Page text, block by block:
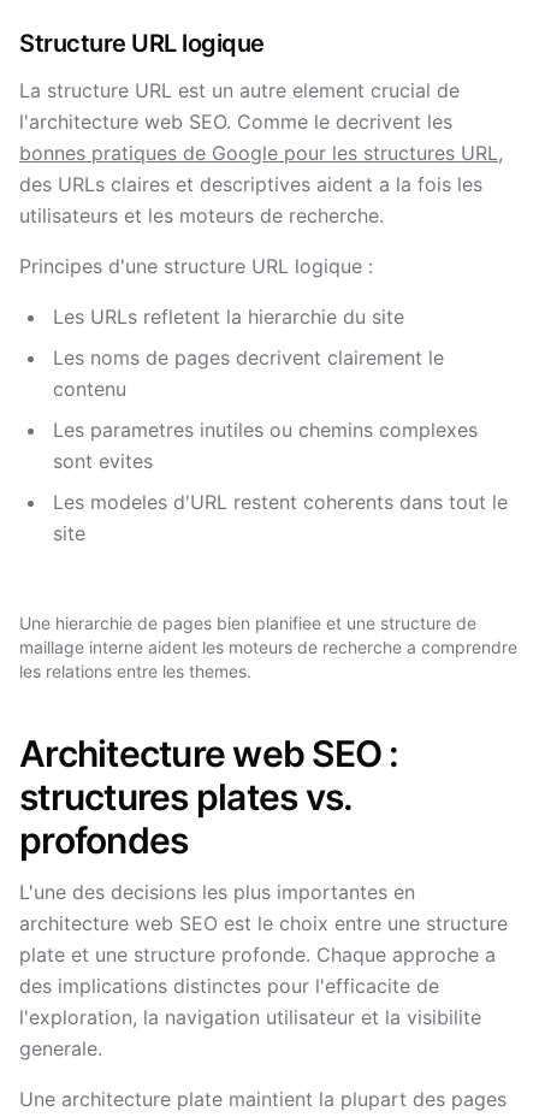
Structure URL logique
La structure URL est un autre element crucial de
l'architecture web SEO. Comme le decrivent les
bonnes pratiques de Google pour les structures URL,
des URLs claires et descriptives aident a la fois les
utilisateurs et les moteurs de recherche.
Principes d'une structure URL logique :
Les URLs refletent la hierarchie du site
Les noms de pages decrivent clairement le
contenu
Les parametres inutiles ou chemins complexes
sont evites
Les modeles d'URL restent coherents dans tout le
site
Une hierarchie de pages bien planifiee et une structure de
maillage interne aident les moteurs de recherche a comprendre
les relations entre les themes.
Architecture web SEO :
structures plates vs.
profondes
L'une des decisions les plus importantes en
architecture web SEO est le choix entre une structure
plate et une structure profonde. Chaque approche a
des implications distinctes pour l'efficacite de
l'exploration, la navigation utilisateur et la visibilite
generale.
Une architecture plate maintient la plupart des pages